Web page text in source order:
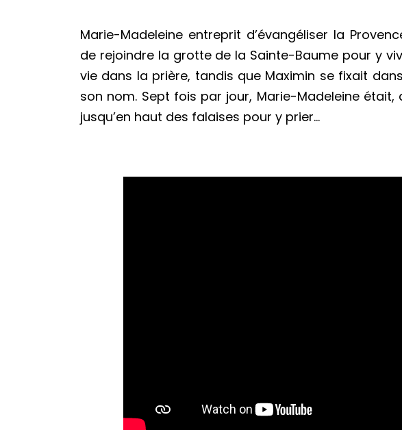
Marie-Madeleine entreprit d’évangéliser la
de rejoindre la grotte de la Sainte-Baume pour y
vie dans la prière, tandis que Maximin se fixait
son nom. Sept fois par jour, Marie-Madeleine
jusqu’en haut des falaises pour y prier…